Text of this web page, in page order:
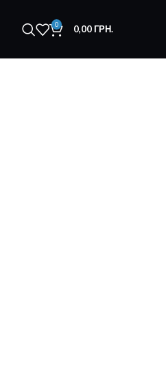
0 0,00ГРН.